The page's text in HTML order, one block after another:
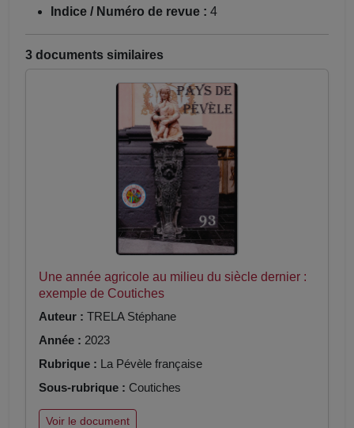
Indice / Numéro de revue : 4
3 documents similaires
Une année agricole au milieu du siècle dernier :
exemple de Coutiches
Auteur : TRELA Stéphane
Année : 2023
Rubrique : La Pévèle française
Sous-rubrique : Coutiches
Voir le document